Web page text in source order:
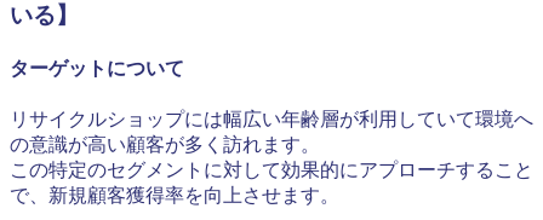
いる】
ターゲットについて
リサイクルショップには幅広い年齢層が利用していて環境へ
の意識が高い顧客が多く訪れます。
この特定のセグメントに対して効果的にアプローチすること
で、新規顧客獲得率を向上させます。